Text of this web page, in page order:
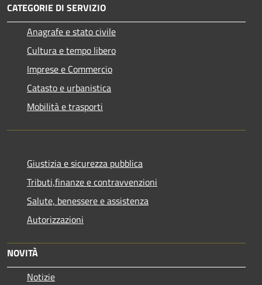
CATEGORIE DI SERVIZIO
Anagrafe e stato civile
Cultura e tempo libero
Imprese e Commercio
Catasto e urbanistica
Mobilità e trasporti
Giustizia e sicurezza pubblica
Tributi,finanze e contravvenzioni
Salute, benessere e assistenza
Autorizzazioni
NOVITÀ
Notizie